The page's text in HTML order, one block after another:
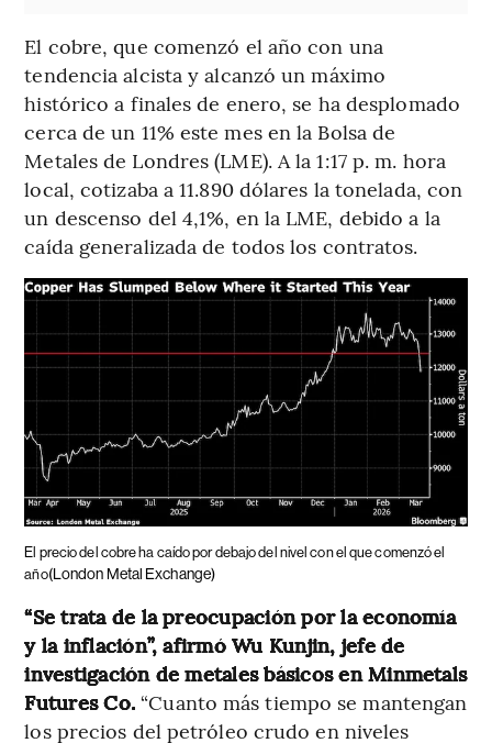
El cobre, que comenzó el año con una
tendencia alcista y alcanzó un máximo
histórico a finales de enero, se ha desplomado
cerca de un 11% este mes en la Bolsa de
Metales de Londres (LME). A la 1:17 p. m. hora
local, cotizaba a 11.890 dólares la tonelada, con
un descenso del 4,1%, en la LME, debido a la
caída generalizada de todos los contratos.
El precio del cobre ha caído por debajo del nivel con el que comenzó el
año(London Metal Exchange)
“Se trata de la preocupación por la economía
y la inflación”, afirmó Wu Kunjin, jefe de
investigación de metales básicos en Minmetals
Futures Co.“Cuanto más tiempo se mantengan
los precios del petróleo crudo en niveles